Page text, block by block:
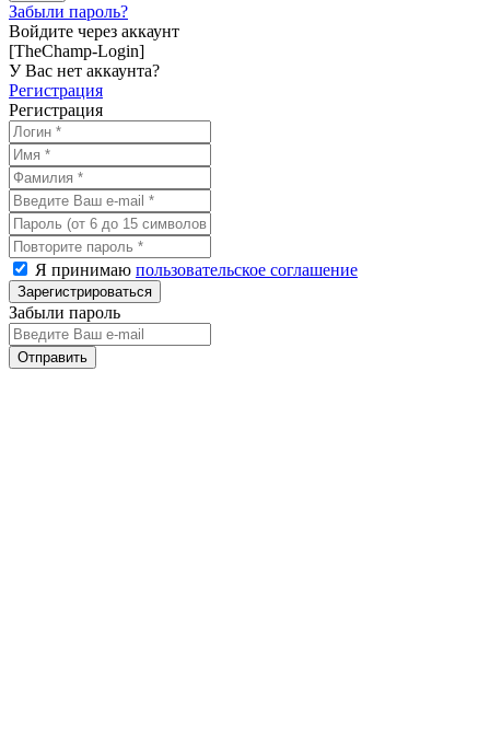
Забыли пароль?
Войдите через аккаунт
[TheChamp-Login]
У Вас нет аккаунта?
Регистрация
Регистрация
Я принимаю пользовательское соглашение
Забыли пароль